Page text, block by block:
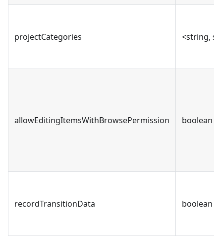
projectCategories <string,
allowEditingItemsWithBrowsePermission boolean
recordTransitionData boolean